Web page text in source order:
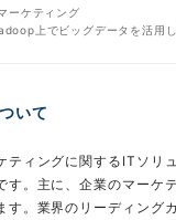
ーケティング
上でビッグデータを活用
いて
ティングに関するITソリ
す。主に、企業のマーケ
す。業界のリーディング